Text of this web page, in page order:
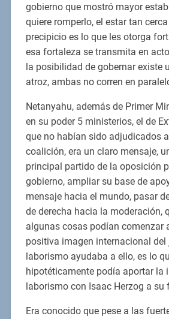
gobierno que mostró mayor
quiere romperlo, el estar tan
precipicio es lo que les otorga
esa fortaleza se transmita en
la posibilidad de gobernar existe
atroz, ambas no corren en
Netanyahu, además de Primer
en su poder 5 ministerios, el de
que no habían sido adjudicados
coalición, era un claro mensaje,
principal partido de la oposición
gobierno, ampliar su base de
mensaje hacia el mundo, pasar
de derecha hacia la moderación,
algunas cosas podían comenzar
positiva imagen internacional del
laborismo ayudaba a ello, es lo
hipotéticamente podía aportar la
laborismo con Isaac Herzog a su
Era conocido que pese a las